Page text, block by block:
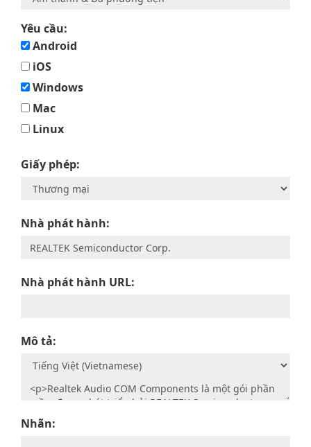
Yêu cầu:
Android
iOS
Windows
Mac
Linux
Giấy phép:
Nhà phát hành:
Nhà phát hành URL:
Mô tả:
Nhãn: